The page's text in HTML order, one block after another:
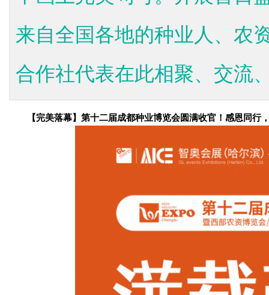
来自全国各地的种业人、农
合作社代表在此相聚、交流
【完美落幕】第十二届成都种业博览会圆满收官！感恩同行